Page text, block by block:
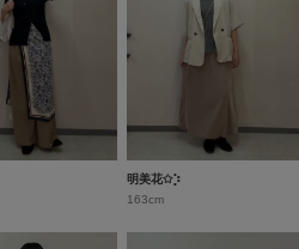
明美花✩︎⡱
163cm